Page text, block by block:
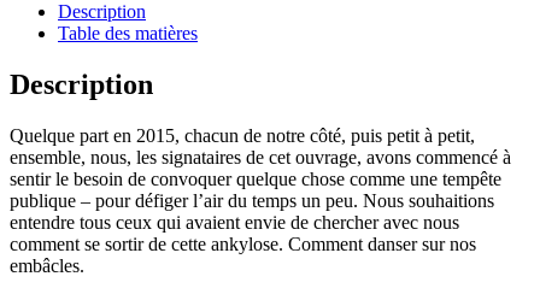
Description
Table des matières
Description
Quelque part en 2015, chacun de notre côté, puis petit à petit,
ensemble, nous, les signataires de cet ouvrage, avons commencé à
sentir le besoin de convoquer quelque chose comme une tempête
publique – pour défiger l’air du temps un peu. Nous souhaitions
entendre tous ceux qui avaient envie de chercher avec nous
comment se sortir de cette ankylose. Comment danser sur nos
embâcles.